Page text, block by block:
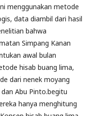
menggunakan metode
data diambil dari hasil
bahwa
Simpang Kanan
awal bulan
hisab buang lima,
dari nenek moyang
Abu Pinto.begitu
hanya menghitung